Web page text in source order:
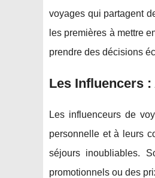
voyages qui partagent
les premières à mettre
prendre des décisions
Les Influencers
Les influenceurs de
personnelle et à leurs
séjours inoubliables.
promotionnels ou des